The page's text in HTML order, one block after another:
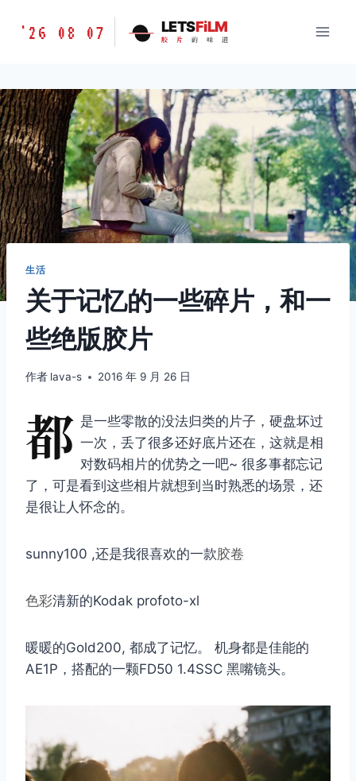
胶
味
道
LETSFILM
'26 08 07 LETSFiLM
胶 片 的 味 道
生活
关于记忆的一些碎片，和一
些绝版胶片
作者 lava-s 2016 年 9 月 26 日
都 是一些零散的没法归类的片子，硬盘坏过
一次，丢了很多还好底片还在，这就是相
对数码相片的优势之一吧~ 很多事都忘记
了，可是看到这些相片就想到当时熟悉的场景，还
是很让人怀念的。
sunny100 ,还是我很喜欢的一款胶卷
色彩清新的Kodak profoto-xl
暖暖的Gold200, 都成了记忆。 机身都是佳能的
AE1P，搭配的一颗FD50 1.4SSC 黑嘴镜头。